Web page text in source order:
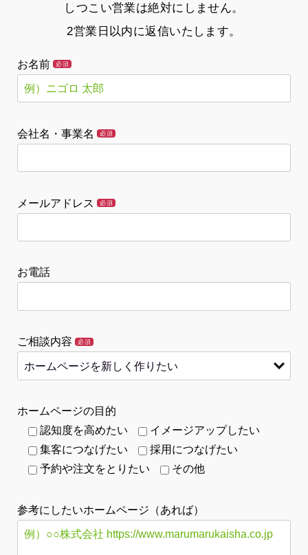
しつこい営業は絶対にしません。
2営業日以内に返信いたします。
お名前 必須
会社名・事業名 必須
メールアドレス 必須
お電話
ご相談内容 必須
ホームページの目的
認知度を高めたい
イメージアップしたい
集客につなげたい
採用につなげたい
予約や注文をとりたい
その他
参考にしたいホームページ（あれば）